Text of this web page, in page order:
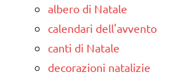
albero di Natale
calendari dell'avvento
canti di Natale
decorazioni natalizie